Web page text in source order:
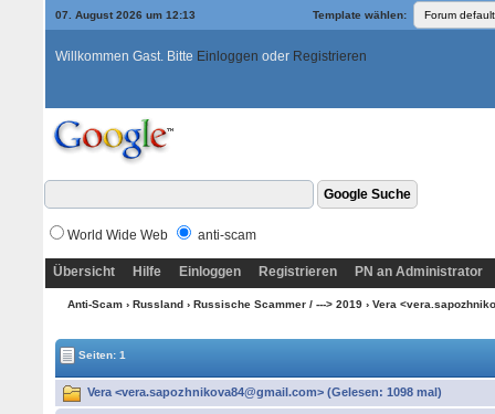
07. August 2026 um 12:13 Template wählen:
Willkommen Gast. Bitte Einloggen oder Registrieren
World Wide Web anti-scam
Übersicht Hilfe Einloggen Registrieren PN an Administrator
Anti-Scam› Russland› Russische Scammer / ---> 2019› Vera
Seiten: 1
Vera <vera.sapozhnikova84@gmail.com> (Gelesen: 1098 mal)